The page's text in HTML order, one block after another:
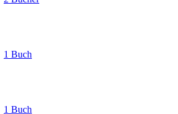
1 Buch
1 Buch